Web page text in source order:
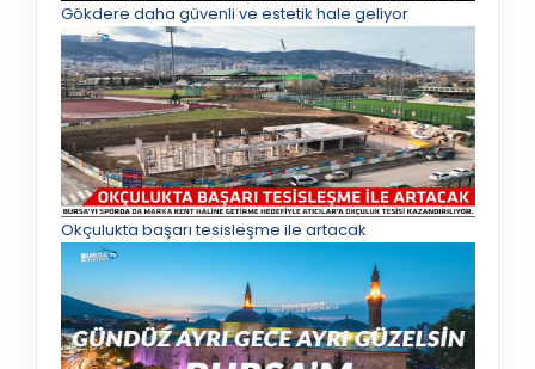
Gökdere daha güvenli ve estetik hale geliyor
Okçulukta başarı tesisleşme ile artacak